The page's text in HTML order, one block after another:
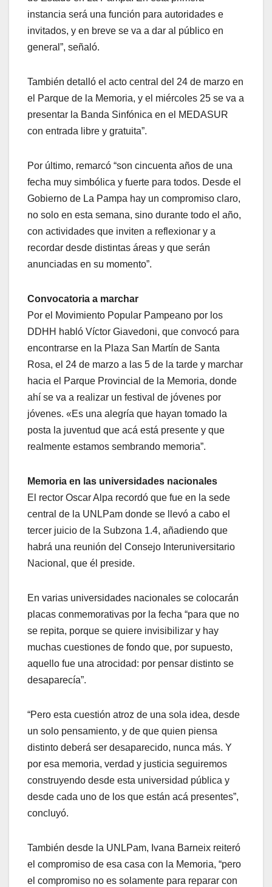
instancia será una función para autoridades e
invitados, y en breve se va a dar al público en
general”, señaló.
También detalló el acto central del 24 de marzo en
el Parque de la Memoria, y el miércoles 25 se va a
presentar la Banda Sinfónica en el MEDASUR
con entrada libre y gratuita”.
Por último, remarcó “son cincuenta años de una
fecha muy simbólica y fuerte para todos. Desde el
Gobierno de La Pampa hay un compromiso claro,
no solo en esta semana, sino durante todo el año,
con actividades que inviten a reflexionar y a
recordar desde distintas áreas y que serán
anunciadas en su momento”.
Convocatoria a marchar
Por el Movimiento Popular Pampeano por los
DDHH habló Víctor Giavedoni, que convocó para
encontrarse en la Plaza San Martín de Santa
Rosa, el 24 de marzo a las 5 de la tarde y marchar
hacia el Parque Provincial de la Memoria, donde
ahí se va a realizar un festival de jóvenes por
jóvenes. «Es una alegría que hayan tomado la
posta la juventud que acá está presente y que
realmente estamos sembrando memoria”.
Memoria en las universidades nacionales
El rector Oscar Alpa recordó que fue en la sede
central de la UNLPam donde se llevó a cabo el
tercer juicio de la Subzona 1.4, añadiendo que
habrá una reunión del Consejo Interuniversitario
Nacional, que él preside.
En varias universidades nacionales se colocarán
placas conmemorativas por la fecha “para que no
se repita, porque se quiere invisibilizar y hay
muchas cuestiones de fondo que, por supuesto,
aquello fue una atrocidad: por pensar distinto se
desaparecía”.
“Pero esta cuestión atroz de una sola idea, desde
un solo pensamiento, y de que quien piensa
distinto deberá ser desaparecido, nunca más. Y
por esa memoria, verdad y justicia seguiremos
construyendo desde esta universidad pública y
desde cada uno de los que están acá presentes”,
concluyó.
También desde la UNLPam, Ivana Barneix reiteró
el compromiso de esa casa con la Memoria, “pero
el compromiso no es solamente para reparar con